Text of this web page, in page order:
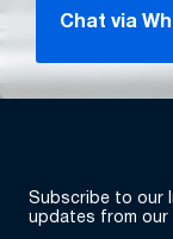
Chat via
Subscribe to our
updates from our